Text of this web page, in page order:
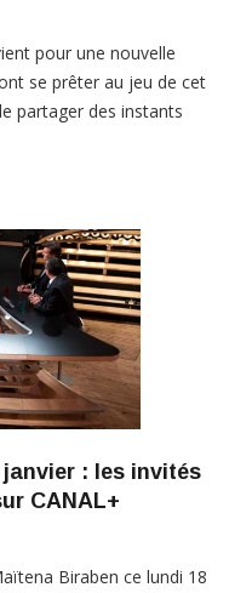
pour une nouvelle
se prêter au jeu de cet
partager des instants
janvier : les invités
CANAL+
Biraben ce lundi 18